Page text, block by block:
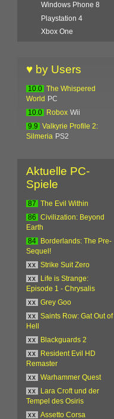
Windows Phone 8
Playstation 4
Xbox One
♥ by Users
10.0
The Whispered
World
PC
10.0
Robox Wii
9.9
Valkyrie Profile 2:
Silmeria PS2
Aktuelle PC-
Spiele
87
The Evil Within
86
Civilization: Beyond
Earth
84
Borderlands: The Pre-
Sequel!
xx
Strike Suit Zero
xx
Life is Strange:
Episode 1 - Chrysalis
xx
Grey Goo
xx
Saints Row: Gat Out of
Hell
xx
Blackguards 2
xx
Resident Evil HD
Remaster
xx
Warhammer Quest
xx
Lara Croft und der
Tempel des Osiris
xx
Assetto Corsa